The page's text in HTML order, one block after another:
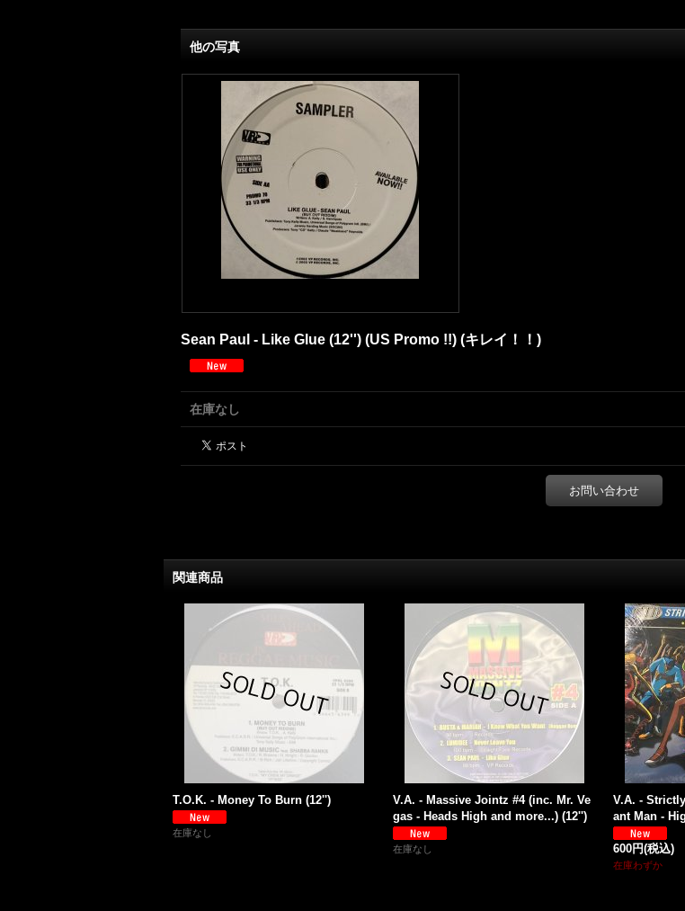
他の写真
Sean Paul - Like Glue (12'') (US Promo !!) (キレイ！！)
在庫なし
お問い合わせ
関連商品
T.O.K. - Money To Burn (12'')
在庫なし
V.A. - Massive Jointz #4 (inc. Mr. Ve
gas - Heads High and more...) (12'')
在庫なし
V.A. -
ant Man -
600円(税込)
在庫わずか